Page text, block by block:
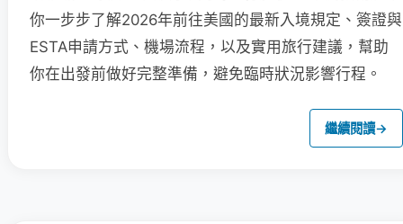
你一步步了解2026年前往美國的最新入境規定、簽證與
ESTA申請方式、機場流程，以及實用旅行建議，幫助
你在出發前做好完整準備，避免臨時狀況影響行程。
繼續閱讀→